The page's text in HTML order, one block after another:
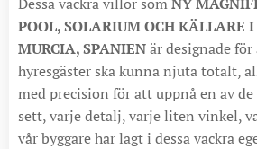
POOL, SOLARIUM OCH KÄLLARE
MURCIA, SPANIENär designade
hyresgäster ska kunna njuta totalt,
med precision för att uppnå en av
sett, varje detalj, varje liten vinkel,
vår byggare har lagt i dessa vackra